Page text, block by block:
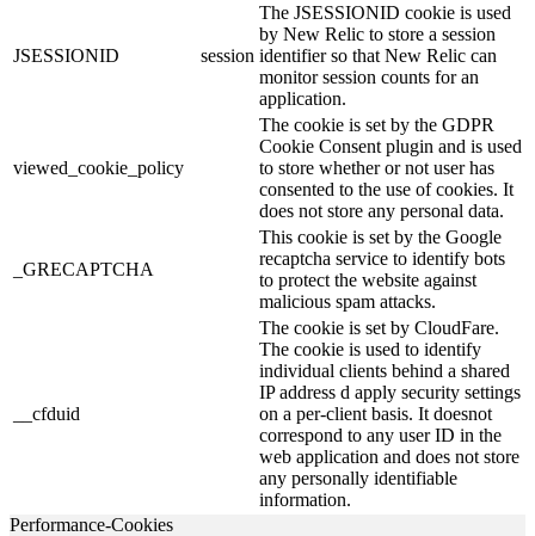
JSESSIONID session
The JSESSIONID cookie is used
by New Relic to store a session
identifier so that New Relic can
monitor session counts for an
application.
viewed_cookie_policy
The cookie is set by the GDPR
Cookie Consent plugin and is used
to store whether or not user has
consented to the use of cookies. It
does not store any personal data.
_GRECAPTCHA
This cookie is set by the Google
recaptcha service to identify bots
to protect the website against
malicious spam attacks.
__cfduid
The cookie is set by CloudFare.
The cookie is used to identify
individual clients behind a shared
IP address d apply security settings
on a per-client basis. It doesnot
correspond to any user ID in the
web application and does not store
any personally identifiable
information.
Performance-Cookies